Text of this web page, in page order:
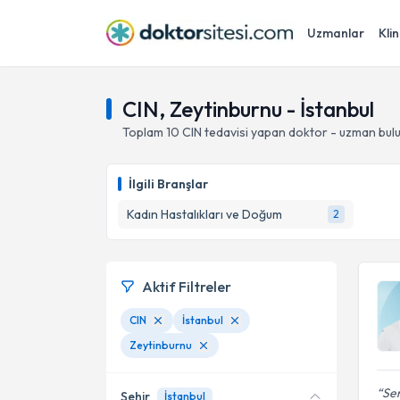
Uzmanlar
CIN, Zeytinburnu - İstanbul
Toplam 10 CIN tedavisi yapan doktor - uzman
İlgili Branşlar
Kadın Hastalıkları ve Doğum
2
Aktif Filtreler
CIN
İstanbul
Zeytinburnu
Şehir İstanbul